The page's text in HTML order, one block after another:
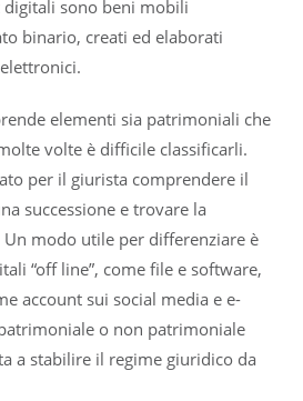
digitali sono beni mobili
binario, creati ed elaborati
elementi sia patrimoniali che
volte è difficile classificarli.
per il giurista comprendere il
successione e trovare la
modo utile per differenziare è
“off line”, come file e software,
account sui social media e e-
o non patrimoniale
a stabilire il regime giuridico da